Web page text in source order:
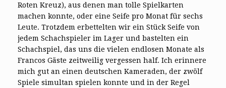
Roten Kreuz), aus denen man tolle Spielkarten
machen konnte, oder eine Seife pro Monat für sechs
Leute. Trotzdem erbettelten wir ein Stück Seife von
jedem Schachspieler im Lager und bastelten ein
Schachspiel, das uns die vielen endlosen Monate als
Francos Gäste zeitweilig vergessen half. Ich erinnere
mich gut an einen deutschen Kameraden, der zwölf
Spiele simultan spielen konnte und in der Regel